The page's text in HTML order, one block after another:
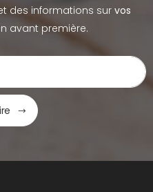
des informations sur vos
avant première.